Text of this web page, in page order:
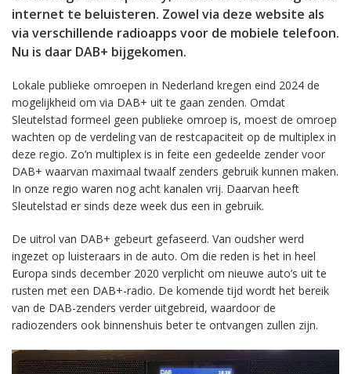
internet te beluisteren. Zowel via deze website als
via verschillende radioapps voor de mobiele telefoon.
Nu is daar DAB+ bijgekomen.
Lokale publieke omroepen in Nederland kregen eind 2024 de
mogelijkheid om via DAB+ uit te gaan zenden. Omdat
Sleutelstad formeel geen publieke omroep is, moest de omroep
wachten op de verdeling van de restcapaciteit op de multiplex in
deze regio. Zo’n multiplex is in feite een gedeelde zender voor
DAB+ waarvan maximaal twaalf zenders gebruik kunnen maken.
In onze regio waren nog acht kanalen vrij. Daarvan heeft
Sleutelstad er sinds deze week dus een in gebruik.
De uitrol van DAB+ gebeurt gefaseerd. Van oudsher werd
ingezet op luisteraars in de auto. Om die reden is het in heel
Europa sinds december 2020 verplicht om nieuwe auto’s uit te
rusten met een DAB+-radio. De komende tijd wordt het bereik
van de DAB-zenders verder uitgebreid, waardoor de
radiozenders ook binnenshuis beter te ontvangen zullen zijn.